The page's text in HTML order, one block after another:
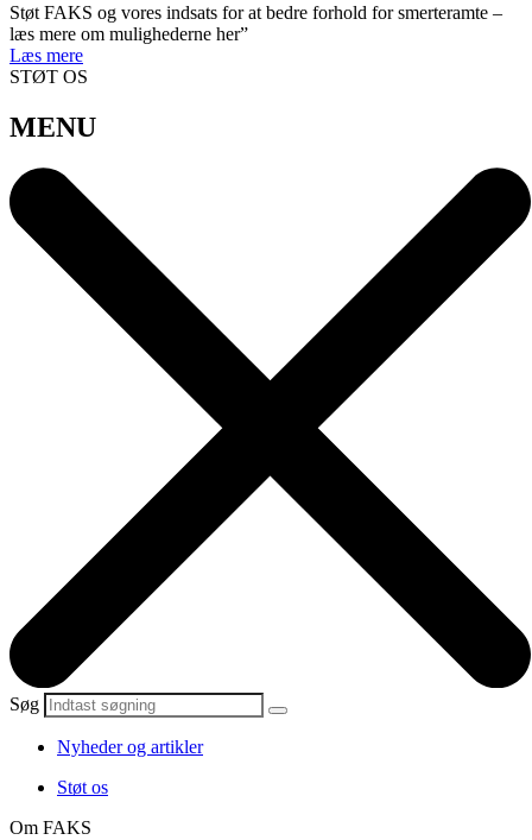
Støt FAKS og vores indsats for at bedre forhold for smerteramte –
læs mere om mulighederne her”
Læs mere
STØT OS
MENU
Søg
Nyheder og artikler
Støt os
Om FAKS